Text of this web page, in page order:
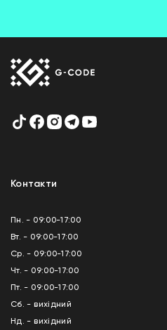
Контакти
Пн. - 09:00-17:00
Вт. - 09:00-17:00
Ср. - 09:00-17:00
Чт. - 09:00-17:00
Пт. - 09:00-17:00
Сб. - вихідний
Нд. - вихідний